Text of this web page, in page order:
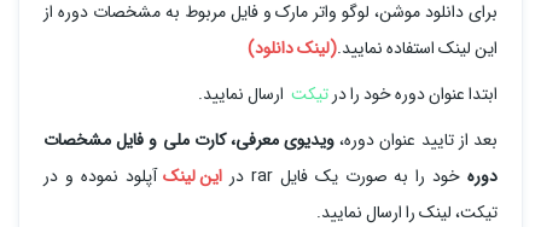
برای دانلود موشن، لوگو واتر مارک و فایل مربوط به مشخصات دوره از
این لینک استفاده نمایید.(لینک دانلود)
ابتدا عنوان دوره خود را درتیکت ارسال نمایید.
بعد از تایید عنوان دوره،ویدیوی معرفی، کارت ملی و فایل مشخصات
دورهخود را به صورت یک فایل rar در این لینکآپلود نموده و در
تیکت، لینک را ارسال نمایید.